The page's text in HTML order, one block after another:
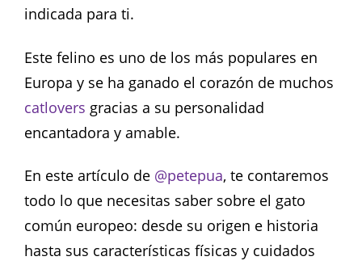
indicada para ti.
Este felino es uno de los más populares en
Europa y se ha ganado el corazón de muchos
catlovers gracias a su personalidad
encantadora y amable.
En este artículo de @petepua, te contaremos
todo lo que necesitas saber sobre el gato
común europeo: desde su origen e historia
hasta sus características físicas y cuidados